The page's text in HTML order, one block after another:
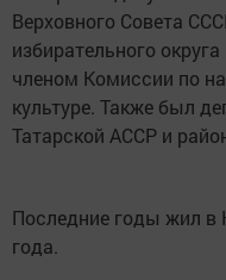
Верховного Совета
избирательного
членом Комиссии по
культуре. Также был
Татарской АССР и
Последние годы жил в
года.